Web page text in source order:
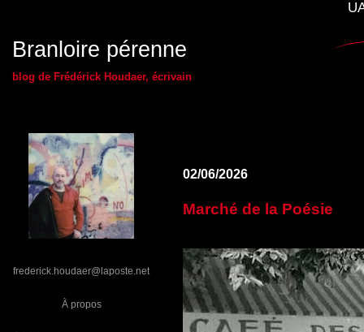
Branloire pérenne
blog de Frédérick Houdaer, écrivain
frederick.houdaer@laposte.net
À propos
02/06/2026
Marché de la Poésie